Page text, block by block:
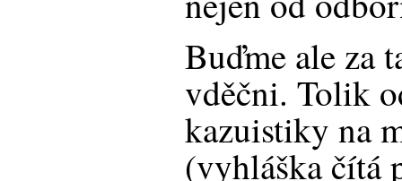
Buďme ale za
vděčni. Tolik
kazuistiky na
(vyhláška čítá